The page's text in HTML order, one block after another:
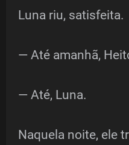
Luna riu, satisfeita.
— Até amanhã,
— Até, Luna.
Naquela noite, ele